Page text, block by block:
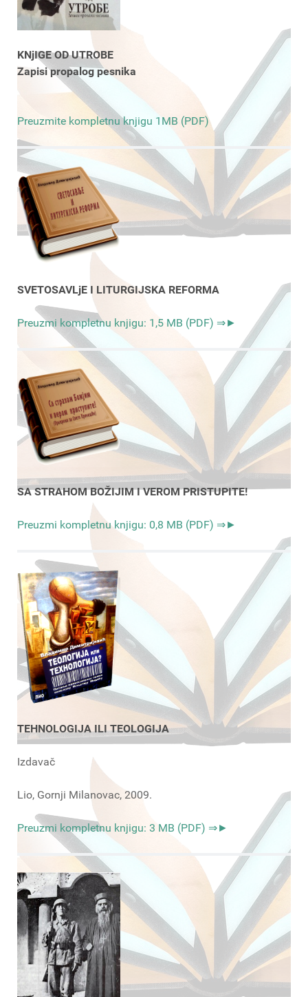
KNjIGE OD UTROBE
Zapisi propalog pesnika
Preuzmite kompletnu knjigu 1MB (PDF)
SVETOSAVLjE I LITURGIJSKA REFORMA
Preuzmi kompletnu knjigu: 1,5 MB (PDF) ⇒►
SA STRAHOM BOŽIJIM I VEROM PRISTUPITE!
Preuzmi kompletnu knjigu: 0,8 MB (PDF) ⇒►
TEHNOLOGIJA ILI TEOLOGIJA
Izdavač
Lio, Gornji Milanovac, 2009.
Preuzmi kompletnu knjigu: 3 MB (PDF) ⇒►